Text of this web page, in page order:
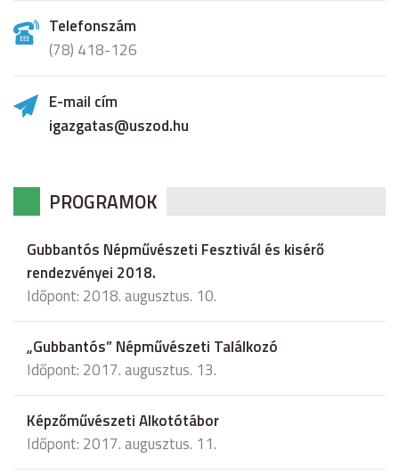
Telefonszám
(78) 418-126
E-mail cím
igazgatas@uszod.hu
PROGRAMOK
Gubbantós Népművészeti Fesztivál és kisérő
rendezvényei 2018.
Időpont: 2018. augusztus. 10.
„Gubbantós” Népművészeti Találkozó
Időpont: 2017. augusztus. 13.
Képzőművészeti Alkotótábor
Időpont: 2017. augusztus. 11.